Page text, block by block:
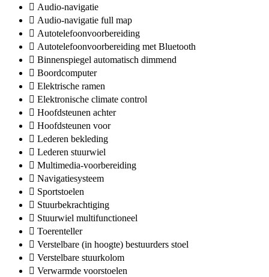
Audio-navigatie
Audio-navigatie full map
Autotelefoonvoorbereiding
Autotelefoonvoorbereiding met Bluetooth
Binnenspiegel automatisch dimmend
Boordcomputer
Elektrische ramen
Elektronische climate control
Hoofdsteunen achter
Hoofdsteunen voor
Lederen bekleding
Lederen stuurwiel
Multimedia-voorbereiding
Navigatiesysteem
Sportstoelen
Stuurbekrachtiging
Stuurwiel multifunctioneel
Toerenteller
Verstelbare (in hoogte) bestuurders stoel
Verstelbare stuurkolom
Verwarmde voorstoelen